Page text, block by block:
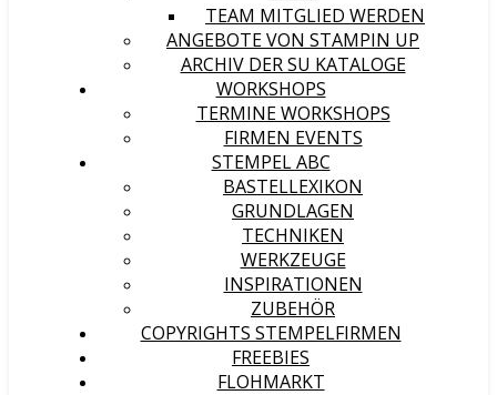
TEAM MITGLIED WERDEN
ANGEBOTE VON STAMPIN UP
ARCHIV DER SU KATALOGE
WORKSHOPS
TERMINE WORKSHOPS
FIRMEN EVENTS
STEMPEL ABC
BASTELLEXIKON
GRUNDLAGEN
TECHNIKEN
WERKZEUGE
INSPIRATIONEN
ZUBEHÖR
COPYRIGHTS STEMPELFIRMEN
FREEBIES
FLOHMARKT